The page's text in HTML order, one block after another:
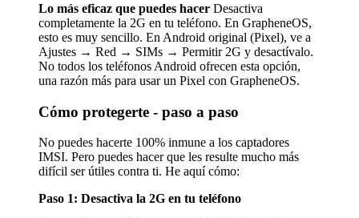
Lo más eficaz que puedes hacer Desactiva
completamente la 2G en tu teléfono. En GrapheneOS,
esto es muy sencillo. En Android original (Pixel), ve a
Ajustes → Red → SIMs → Permitir 2G y desactívalo.
No todos los teléfonos Android ofrecen esta opción,
una razón más para usar un Pixel con GrapheneOS.
Cómo protegerte - paso a paso
No puedes hacerte 100% inmune a los captadores
IMSI. Pero puedes hacer que les resulte mucho más
difícil ser útiles contra ti. He aquí cómo:
Paso 1: Desactiva la 2G en tu teléfono